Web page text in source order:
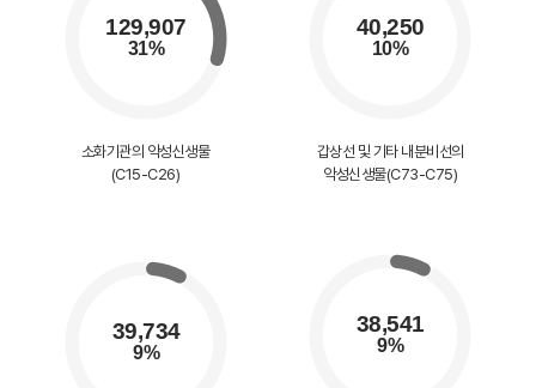
소화기관의 악성신생물
(C15-C26)
갑상선 및 기타 내분비선의
악성신생물(C73-C75)